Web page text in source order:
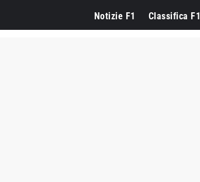
Notizie F1 Classifica F1